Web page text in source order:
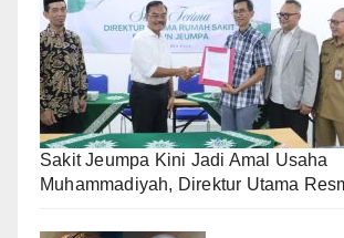
Sakit Jeumpa Kini Jadi Amal Usaha
Muhammadiyah, Direktur Utama